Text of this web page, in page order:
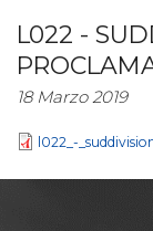
L022 -
18 Marzo 2019
l022_-